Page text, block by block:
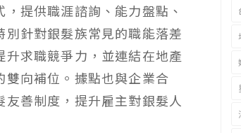
提供職涯諮詢、能力盤點、
針對銀髮族常見的職能落差
求職競爭力，並連結在地產
向補位。據點也與企業合
善制度，提升雇主對銀髮人